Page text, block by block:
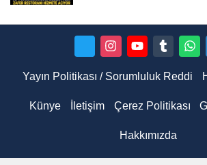
Yayın Politikası / Sorumluluk Reddi
Künye İletişim Çerez Politikası
Hakkımızda